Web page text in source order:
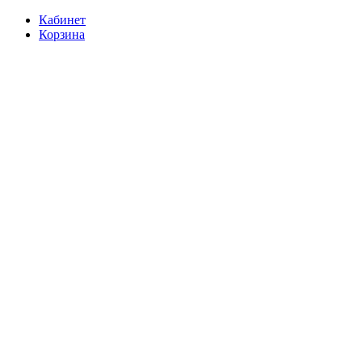
Кабинет
Корзина